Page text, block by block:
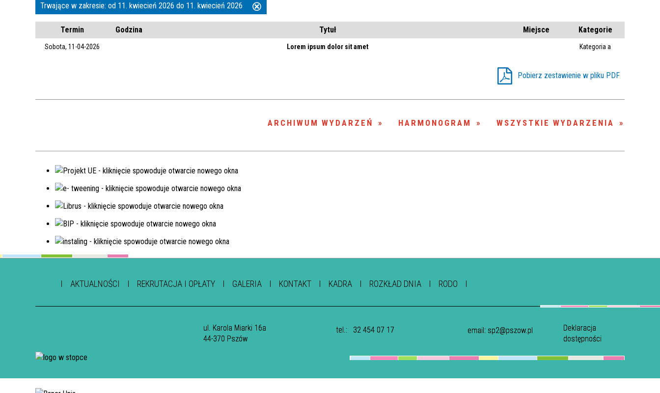
Trwające w
zakresie
—
Miejsce
Trwające w zakresie: od 11. kwiecień 2026 do 11. kwiecień 2026
ten
Termin Godzina Tytuł Miejsce Kategorie
Sobota, 11-04-2026 Lorem ipsum dolor sit amet Kategoria a
Pobierz zestawienie w pliku PDF
WSZYSTKIE WYDARZENIA
HARMONOGRAM
ARCHIWUM WYDARZEŃ
AKTUALNOŚCI REKRUTACJA I OPŁATY GALERIA KONTAKT KADRA ROZKŁAD DNIA RODO
ul. Karola Miarki 16a
44-370 Pszów
tel.: 32 454 07 17 email: sp2@pszow.pl
Deklaracja
dostępności